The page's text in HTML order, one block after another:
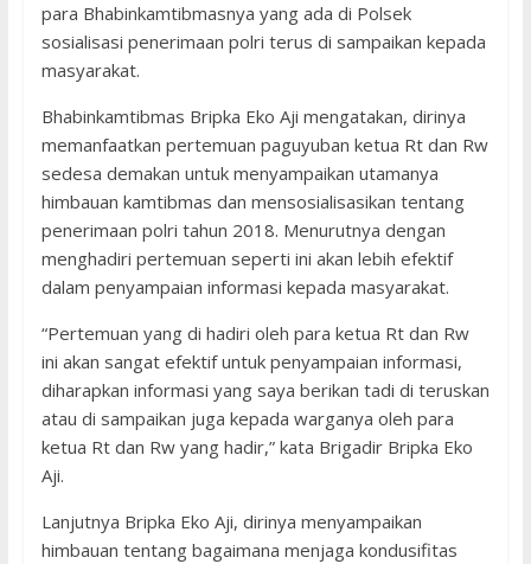
para Bhabinkamtibmasnya yang ada di Polsek
sosialisasi penerimaan polri terus di sampaikan kepada
masyarakat.
Bhabinkamtibmas Bripka Eko Aji mengatakan, dirinya
memanfaatkan pertemuan paguyuban ketua Rt dan Rw
sedesa demakan untuk menyampaikan utamanya
himbauan kamtibmas dan mensosialisasikan tentang
penerimaan polri tahun 2018. Menurutnya dengan
menghadiri pertemuan seperti ini akan lebih efektif
dalam penyampaian informasi kepada masyarakat.
“Pertemuan yang di hadiri oleh para ketua Rt dan Rw
ini akan sangat efektif untuk penyampaian informasi,
diharapkan informasi yang saya berikan tadi di teruskan
atau di sampaikan juga kepada warganya oleh para
ketua Rt dan Rw yang hadir,” kata Brigadir Bripka Eko
Aji.
Lanjutnya Bripka Eko Aji, dirinya menyampaikan
himbauan tentang bagaimana menjaga kondusifitas